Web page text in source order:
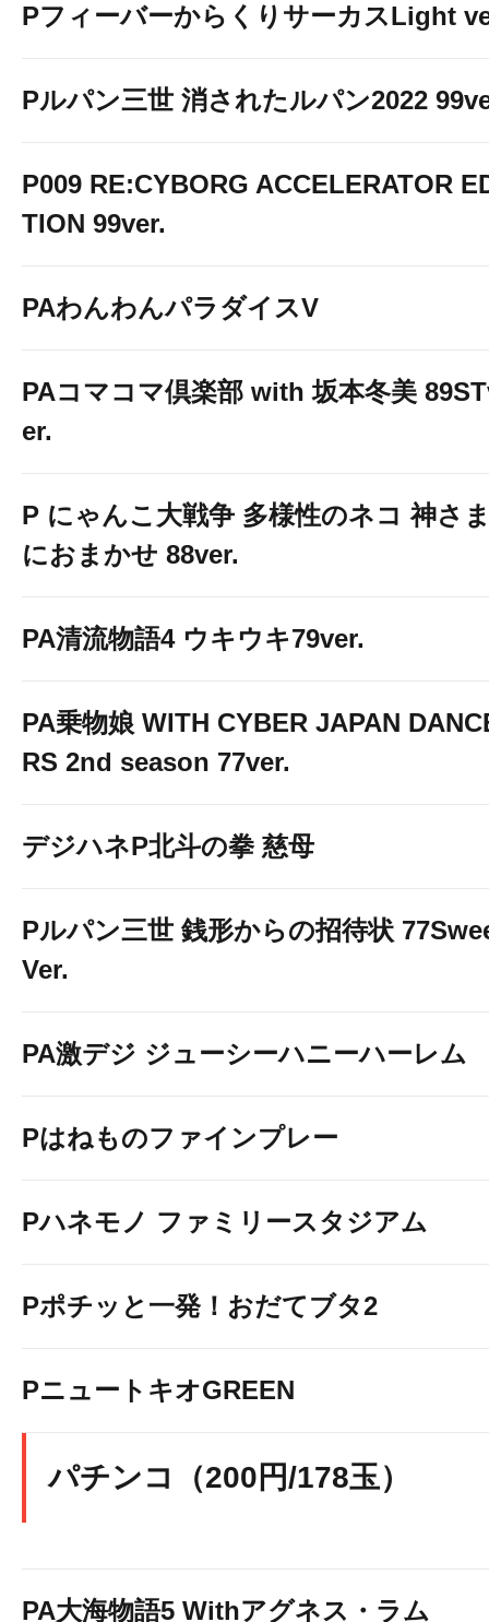
PフィーバーからくりサーカスLight
Pルパン三世 消されたルパン2022
P009 RE:CYBORG ACCELERATOR
TION 99ver.
PAわんわんパラダイスV
PAコマコマ倶楽部 with 坂本冬美
er.
P にゃんこ大戦争 多様性のネコ 神さ
におまかせ 88ver.
PA清流物語4 ウキウキ79ver.
PA乗物娘 WITH CYBER JAPAN
RS 2nd season 77ver.
デジハネP北斗の拳 慈母
Pルパン三世 銭形からの招待状
Ver.
PA激デジ ジューシーハニーハーレム
Pはねものファインプレー
Pハネモノ ファミリースタジアム
Pポチッと一発！おだてブタ2
PニュートキオGREEN
パチンコ（200円/178玉）
PA大海物語5 Withアグネス・ラム